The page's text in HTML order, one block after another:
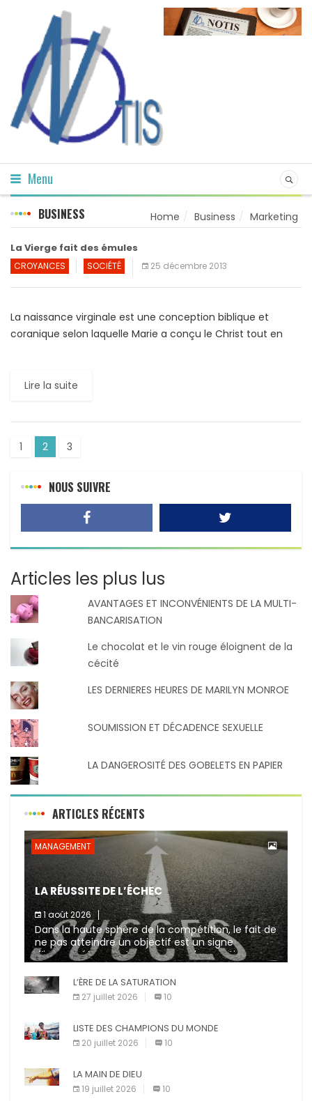
Menu
BUSINESS Home Business Marketing
La Vierge fait des émules
CROYANCES SOCIÉTÉ 25 décembre 2013
La naissance virginale est une conception biblique et
coranique selon laquelle Marie a conçu le Christ tout en
Lire la suite
1 2 3
NOUS SUIVRE
Articles les plus lus
AVANTAGES ET INCONVÉNIENTS DE LA MULTI-
BANCARISATION
Le chocolat et le vin rouge éloignent de la
cécité
LES DERNIERES HEURES DE MARILYN MONROE
SOUMISSION ET DÉCADENCE SEXUELLE
LA DANGEROSITÉ DES GOBELETS EN PAPIER
ARTICLES RÉCENTS
MANAGEMENT
LA RÉUSSITE DE L’ÉCHEC
1 août 2026
Dans la haute sphère de la compétition, le fait de
ne pas atteindre un objectif est un signe
d’incompétence et une source de sanctions
diverses (avertissement, […]
L’ÈRE DE LA SATURATION
27 juillet 2026 10
LISTE DES CHAMPIONS DU MONDE
20 juillet 2026 10
LA MAIN DE DIEU
19 juillet 2026 10